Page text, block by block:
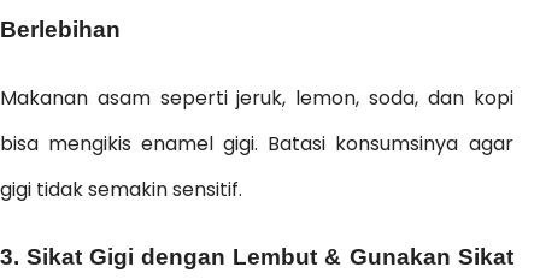
Berlebihan
Makanan asam seperti jeruk, lemon, soda, dan kopi
bisa mengikis enamel gigi. Batasi konsumsinya agar
gigi tidak semakin sensitif.
3. Sikat Gigi dengan Lembut & Gunakan Sikat